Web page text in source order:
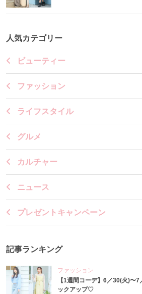
人気カテゴリー
ビューティー
ファッション
ライフスタイル
グルメ
カルチャー
ニュース
プレゼントキャンペーン
記事ランキング
ファッション
【1週間コーデ】6／30(火)〜
ックアップ♡